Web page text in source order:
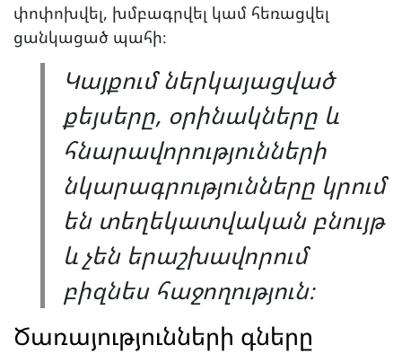
փոփոխվել, խմբագրվել կամ հեռացվել
ցանկացած պահի։
Կայքում ներկայացված
քեյսերը, օրինակները և
հնարավորությունների
նկարագրությունները կրում
են տեղեկատվական բնույթ
և չեն երաշխավորում
բիզնես հաջողություն։
Ծառայությունների գները